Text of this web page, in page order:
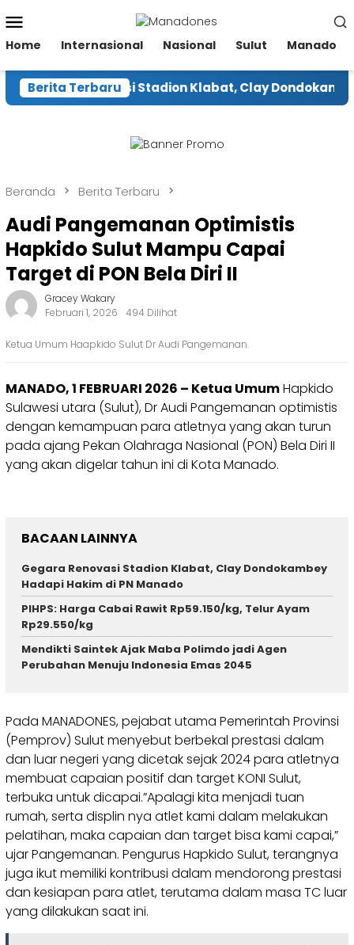
ke
kontenMobile
Home Internasional Nasional Sulut Manado
Berita Terbaru
Renovasi Stadion Klabat, Clay Dondokambey
Beranda Berita Terbaru
Audi Pangemanan Optimistis
Hapkido Sulut Mampu Capai
Target di PON Bela Diri II
Gracey Wakary
Februari 1, 2026
494 Dilihat
Ketua Umum Haapkido Sulut Dr Audi Pangemanan.
MANADO, 1 FEBRUARI 2026 – Ketua UmumHapkido
Sulawesi utara (Sulut), Dr Audi Pangemanan optimistis
dengan kemampuan para atletnya yang akan turun
pada ajang Pekan Olahraga Nasional (PON) Bela Diri II
yang akan digelar tahun ini di Kota Manado.
BACAAN LAINNYA
Gegara Renovasi Stadion Klabat, Clay Dondokambey
Hadapi Hakim di PN Manado
PIHPS: Harga Cabai Rawit Rp59.150/kg, Telur Ayam
Rp29.550/kg
Mendikti Saintek Ajak Maba Polimdo jadi Agen
Perubahan Menuju Indonesia Emas 2045
Pada MANADONES, pejabat utama Pemerintah Provinsi
(Pemprov) Sulut menyebut berbekal prestasi dalam
dan luar negeri yang dicetak sejak 2024 para atletnya
membuat capaian positif dan target KONI Sulut,
terbuka untuk dicapai.”Apalagi kita menjadi tuan
rumah, serta displin nya atlet kami dalam melakukan
pelatihan, maka capaian dan target bisa kami capai,”
ujar Pangemanan. Pengurus Hapkido Sulut, terangnya
juga ikut memiliki kontribusi dalam mendorong prestasi
dan kesiapan para atlet, terutama dalam masa TC luar
yang dilakukan saat ini.